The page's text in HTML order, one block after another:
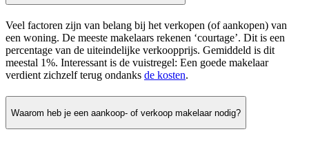
Veel factoren zijn van belang bij het verkopen (of aankopen) van
een woning. De meeste makelaars rekenen ‘courtage’. Dit is een
percentage van de uiteindelijke verkoopprijs. Gemiddeld is dit
meestal 1%. Interessant is de vuistregel: Een goede makelaar
verdient zichzelf terug ondanks de kosten.
Waarom heb je een aankoop- of verkoop makelaar nodig?